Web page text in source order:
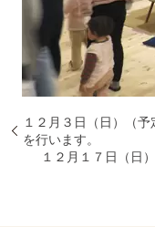
１２月３日（日）（
を行います。
１２月１７日（日